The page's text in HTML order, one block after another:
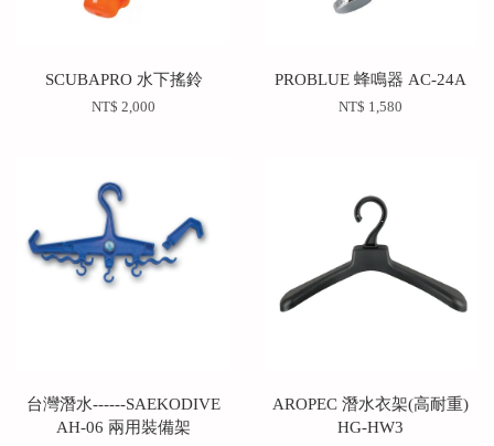
SCUBAPRO 水下搖鈴
NT$ 2,000
PROBLUE 蜂鳴器 AC-24A
NT$ 1,580
台灣潛水------SAEKODIVE
AH-06 兩用裝備架
AROPEC 潛水衣架(高耐重)
HG-HW3